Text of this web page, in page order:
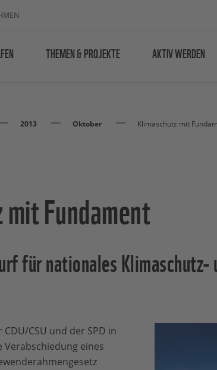
THEMEN & PROJEKTE AKTIV WERDEN
2013 Oktober Klimaschutz mit
Fundament
für nationales Klimaschutz-
CSU und der SPD in
eines